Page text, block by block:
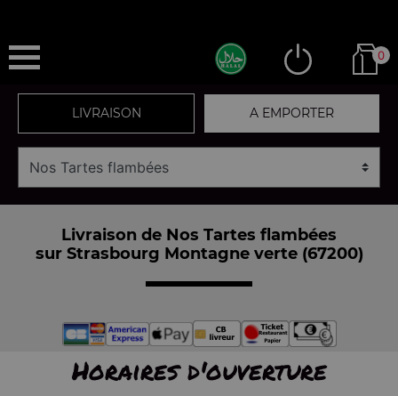
0
LIVRAISON A EMPORTER
Livraison de Nos Tartes flambées
sur Strasbourg Montagne verte (67200)
Horaires d'ouverture